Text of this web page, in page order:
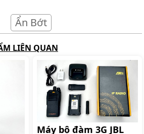
Ẩn Bớt
LIÊN QUAN
Máy bộ đàm 3G JBL